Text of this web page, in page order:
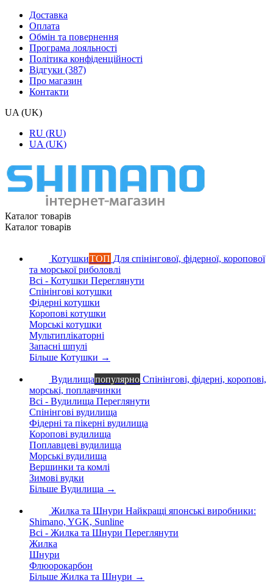
Доставка
Оплата
Обмін та повернення
Програма лояльності
Політика конфіденційності
Відгуки (387)
Про магазин
Контакти
UA (UK)
RU (RU)
UA (UK)
Каталог товарiв
Каталог товарiв
КотушкиТОП Для спінінгової, фідерної, коропової
та морської риболовлі
Всі - Котушки Переглянути
Спінінгові котушки
Фідерні котушки
Коропові котушки
Морські котушки
Мультиплікаторні
Запасні шпулі
Більше Котушки →
Вудилищапопулярно Спінінгові, фідерні, коропові,
морські, поплавчинки
Всі - Вудилища Переглянути
Спінінгові вудилища
Фідерні та пікерні вудилища
Коропові вудилища
Поплавцеві вудилища
Морські вудилища
Вершинки та комлі
Зимові вудки
Більше Вудилища →
Жилка та Шнури Найкращі японські виробники:
Shimano, YGK, Sunline
Всі - Жилка та Шнури Переглянути
Жилка
Шнури
Флюорокарбон
Більше Жилка та Шнури →